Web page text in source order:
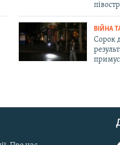
ВІЙНА
Сорок